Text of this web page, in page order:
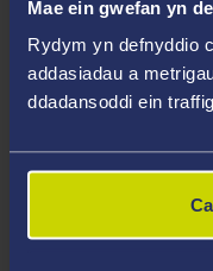
Mae ein gwefan yn
Rydym yn defnyddio
addasiadau a
ddadansoddi ein
Y GANOLFAN
Chwiliwch am
Abertawe a Phort